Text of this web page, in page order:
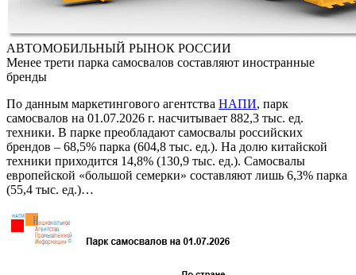
АВТОМОБИЛЬНЫЙ РЫНОК РОССИИ
Менее трети парка самосвалов составляют иностранные
бренды
По данным маркетингового агентства НАПИ, парк
самосвалов на 01.07.2026 г. насчитывает 882,3 тыс. ед.
техники. В парке преобладают самосвалы российских
брендов – 68,5% парка (604,8 тыс. ед.). На долю китайской
техники приходится 14,8% (130,9 тыс. ед.). Самосвалы
европейской «большой семерки» составляют лишь 6,3% парка
(55,4 тыс. ед.)…